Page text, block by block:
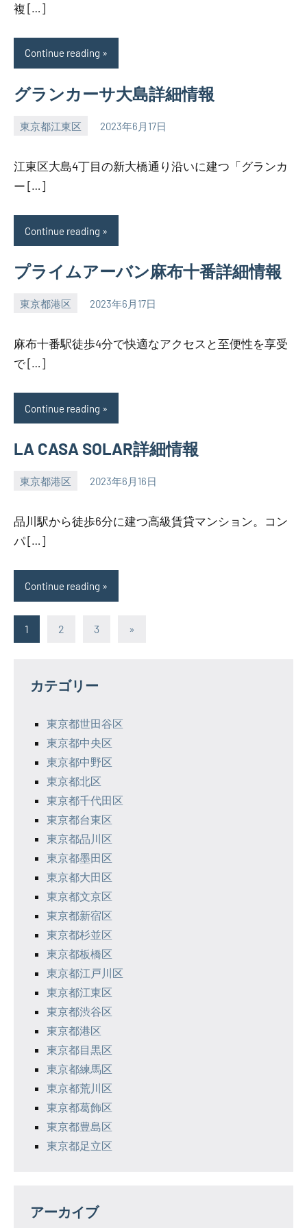
複 […]
Continue reading
グランカーサ大島詳細情報
東京都江東区 2023年6月17日
SEZIMO
江東区大島4丁目の新大橋通り沿いに建つ「グランカ
ー […]
Continue reading
プライムアーバン麻布十番詳細情報
東京都港区 2023年6月17日
SEZIMO
麻布十番駅徒歩4分で快適なアクセスと至便性を享受
で […]
Continue reading
LA CASA SOLAR詳細情報
東京都港区 2023年6月16日
SEZIMO
品川駅から徒歩6分に建つ高級賃貸マンション。コン
パ […]
Continue reading
投
の
1 2 3
Next
»
カテゴリー
東京都世田谷区
東京都中央区
東京都中野区
東京都北区
東京都千代田区
東京都台東区
東京都品川区
東京都墨田区
東京都大田区
東京都文京区
東京都新宿区
東京都杉並区
東京都板橋区
東京都江戸川区
東京都江東区
東京都渋谷区
東京都港区
東京都目黒区
東京都練馬区
東京都荒川区
東京都葛飾区
東京都豊島区
東京都足立区
アーカイブ